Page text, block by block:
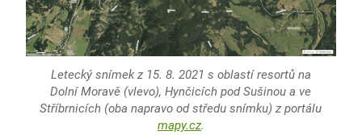
Letecký snímek z 15. 8. 2021 s oblastí resortů na
Dolní Moravě (vlevo), Hynčicích pod Sušinou a ve
Stříbrnicích (oba napravo od středu snímku) z portálu
mapy.cz.